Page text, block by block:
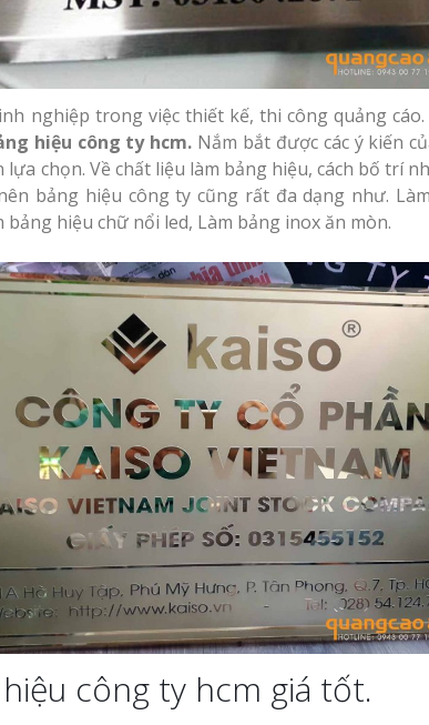
nghiệp trong việc thiết kế, thi công quảng
hiệu công ty hcm. Nắm bắt được các ý kiến
chọn. Về chất liệu làm bảng hiệu, cách bố trí
bảng hiệu công ty cũng rất đa dạng như.
hiệu chữ nổi led, Làm bảng inox ăn mòn.
công ty hcm giá tốt.